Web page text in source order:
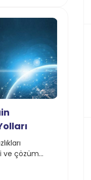
ve çözüm